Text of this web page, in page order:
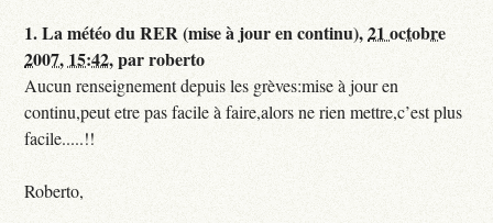
1.La météo du RER (mise à jour en continu),21 octobre
2007, 15:42,parroberto
Aucun renseignement depuis les grèves:mise à jour en
continu,peut etre pas facile à faire,alors ne rien mettre,c’est plus
facile.....!!
Roberto,